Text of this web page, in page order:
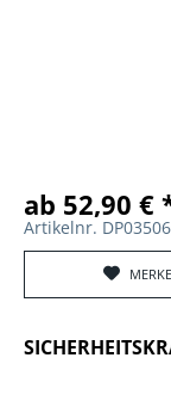
ab 52,90 €
Artikelnr.